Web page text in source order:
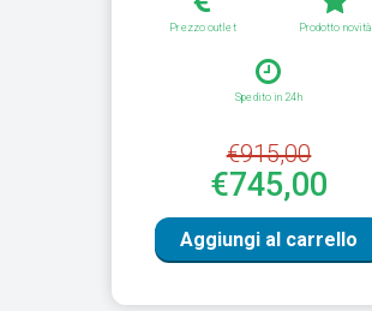
Prezzo outlet Prodotto novità
Spedito in 24h
€915,00
€745,00
Aggiungi al carrello